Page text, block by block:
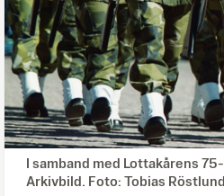
I samband med Lottakårens
Arkivbild. Foto: Tobias